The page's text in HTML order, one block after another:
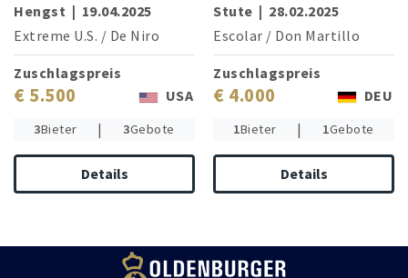
Hengst | 19.04.2025
Extreme U.S. / De Niro
Zuschlagspreis
€ 5.500 USA
3Bieter | 3Gebote
Details
Stute | 28.02.2025
Escolar / Don Martillo
Zuschlagspreis
€ 4.000 DEU
1Bieter | 1Gebote
Details